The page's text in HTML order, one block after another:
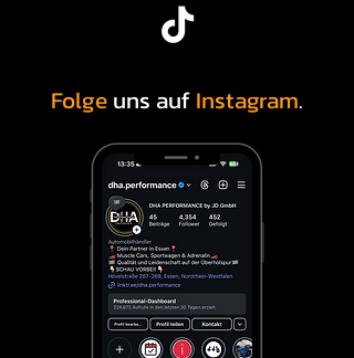
Folgeuns aufInstagram.